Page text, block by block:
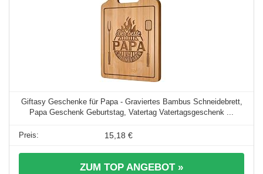
Giftasy Geschenke für Papa - Graviertes Bambus Schneidebrett,
Papa Geschenk Geburtstag, Vatertag Vatertagsgeschenk ...
15,18 €
ZUM TOP ANGEBOT »